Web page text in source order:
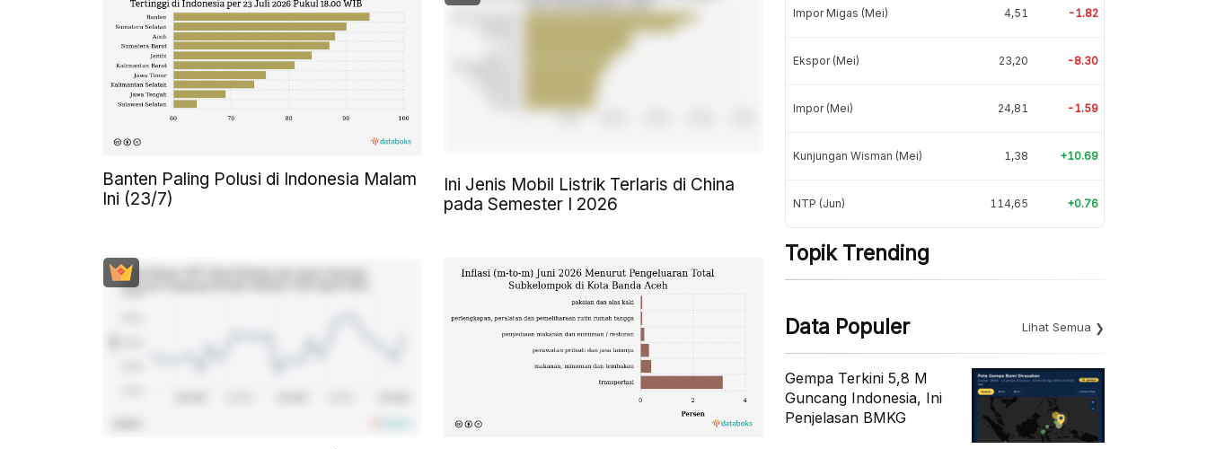
Banten Paling Polusi di Indonesia Malam
Ini (23/7)
Ini Jenis Mobil Listrik Terlaris di China
pada Semester I 2026
Impor Migas (Mei) 4,51 -1.82
Ekspor (Mei) 23,20 -8.30
Impor (Mei) 24,81 -1.59
Kunjungan Wisman (Mei) 1,38 +10.69
NTP (Jun) 114,65 +0.76
Topik Trending
Data Populer Lihat Semua
Gempa Terkini 5,8 M
Guncang Indonesia, Ini
Penjelasan BMKG